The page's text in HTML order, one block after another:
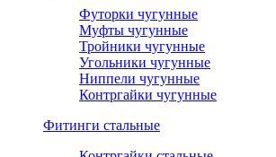
Футорки чугунные
Муфты чугунные
Тройники чугунные
Угольники чугунные
Ниппели чугунные
Контргайки чугунные
Фитинги стальные